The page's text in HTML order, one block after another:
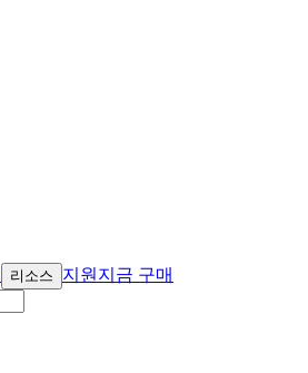
리소스 지원 지금 구매